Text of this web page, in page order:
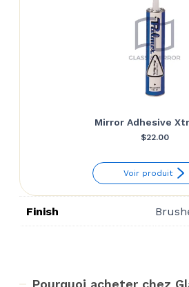
Mirror Adhesive
$22.00
Voir produit
Finish
Pourquoi acheter chez